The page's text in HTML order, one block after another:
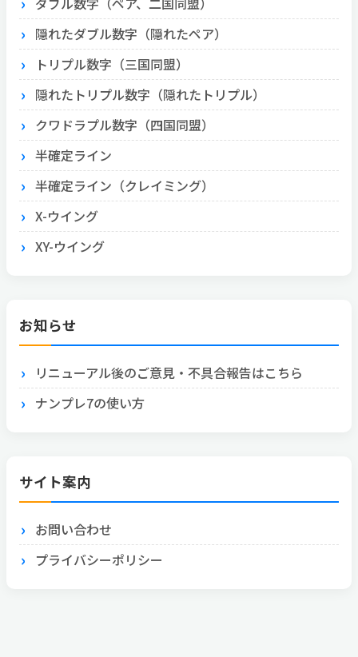
隠れたダブル数字（隠れたペア）
トリプル数字（三国同盟）
隠れたトリプル数字（隠れたトリプル）
クワドラプル数字（四国同盟）
半確定ライン
半確定ライン（クレイミング）
X-ウイング
XY-ウイング
お知らせ
リニューアル後のご意見・不具合報告はこちら
ナンプレ7の使い方
サイト案内
お問い合わせ
プライバシーポリシー